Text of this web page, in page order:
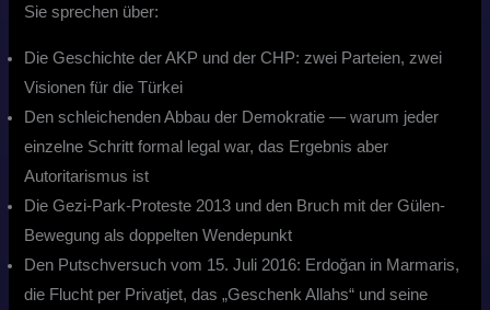
Sie sprechen über:
Die Geschichte der AKP und der CHP: zwei Parteien, zwei
Visionen für die Türkei
Den schleichenden Abbau der Demokratie — warum jeder
einzelne Schritt formal legal war, das Ergebnis aber
Autoritarismus ist
Die Gezi-Park-Proteste 2013 und den Bruch mit der Gülen-
Bewegung als doppelten Wendepunkt
Den Putschversuch vom 15. Juli 2016: Erdoğan in Marmaris,
die Flucht per Privatjet, das „Geschenk Allahs“ und seine